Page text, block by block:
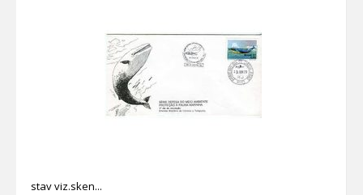
stav viz.sken